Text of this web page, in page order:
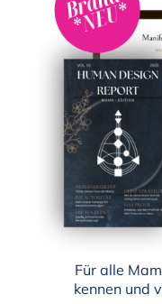
Für alle
kennen und